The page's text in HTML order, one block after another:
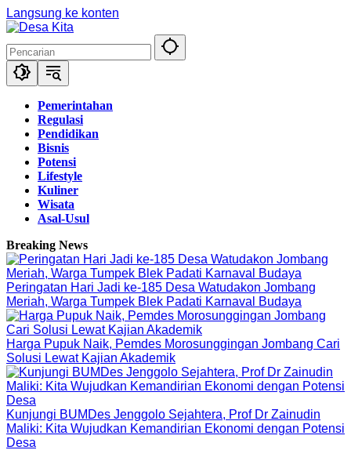
Langsung ke konten
Pemerintahan
Regulasi
Pendidikan
Bisnis
Potensi
Lifestyle
Kuliner
Wisata
Asal-Usul
Breaking News
Peringatan Hari Jadi ke-185 Desa Watudakon Jombang
Meriah, Warga Tumpek Blek Padati Karnaval Budaya
Harga Pupuk Naik, Pemdes Morosunggingan Jombang Cari
Solusi Lewat Kajian Akademik
Kunjungi BUMDes Jenggolo Sejahtera, Prof Dr Zainudin
Maliki: Kita Wujudkan Kemandirian Ekonomi dengan Potensi
Desa